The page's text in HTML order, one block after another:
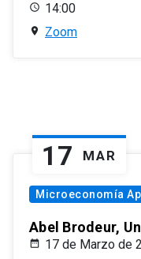
14:00
Zoom
17 MAR
Microeconomía
Abel Brodeur,
17 de Marzo de